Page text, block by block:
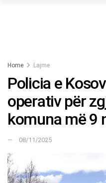
Home Lajme
Policia e
operativ për
komuna më 9
08/11/2025